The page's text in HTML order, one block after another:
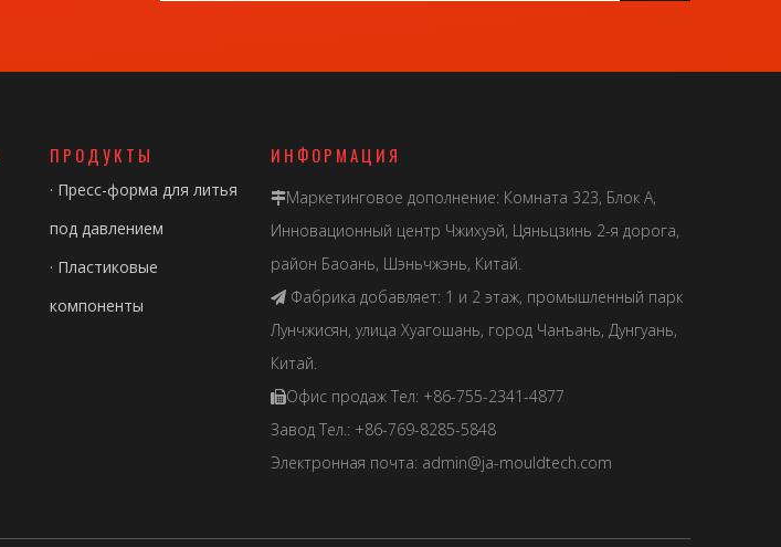
ПРОДУКТЫ
· Пресс-форма для литья
под давлением
· Пластиковые
компоненты
ИНФОРМАЦИЯ
Маркетинговое дополнение: Комната 323, Блок А,
Инновационный центр Чжихуэй, Цяньцзинь 2-я дорога,
район Баоань, Шэньчжэнь, Китай.
 Фабрика добавляет: 1 и 2 этаж, промышленный парк
Лунчжисян, улица Хуагошань, город Чанъань, Дунгуань,
Китай.
Офис продаж Тел: +86-755-2341-4877
Завод Тел.: +86-769-8285-5848
Электронная почта: admin@ja-mouldtech.com